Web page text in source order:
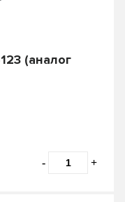
(аналог
- +